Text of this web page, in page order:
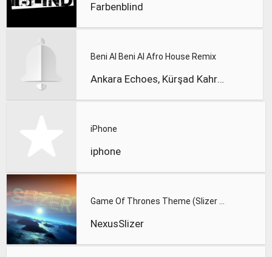
Farbenblind
Beni Al Beni Al Afro House Remix
Ankara Echoes, Kürşad Kahraman
iPhone
iphone
NexusSlizer